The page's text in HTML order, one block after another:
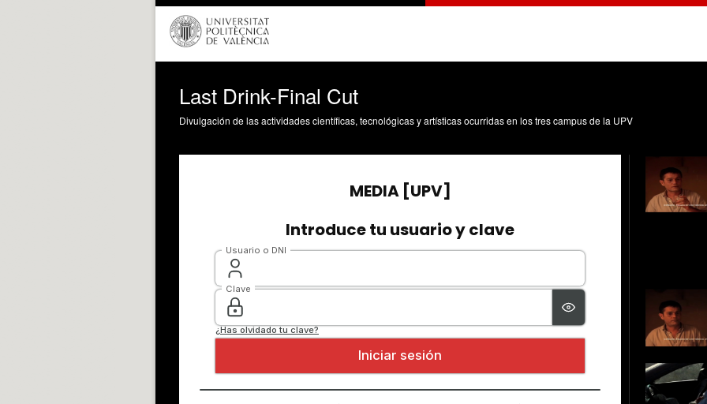
Last Drink-Final Cut
Divulgación de las actividades científicas, tecnológicas y artísticas ocurridas en los tres campus de la UPV